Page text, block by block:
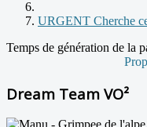
URGENT Cherche
Temps de génération de la
Dream Team VO²